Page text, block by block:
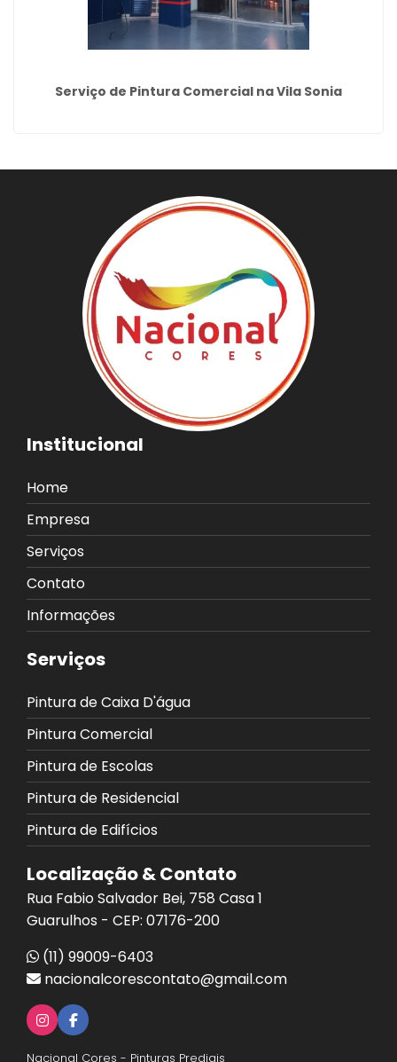
Serviço de Pintura Comercial na Vila Sonia
Institucional
Home
Empresa
Serviços
Contato
Informações
Serviços
Pintura de Caixa D'água
Pintura Comercial
Pintura de Escolas
Pintura de Residencial
Pintura de Edifícios
Localização & Contato
Rua Fabio Salvador Bei, 758 Casa 1
Guarulhos - CEP: 07176-200
(11) 99009-6403
nacionalcorescontato@gmail.com
Nacional Cores - Pinturas Prediais